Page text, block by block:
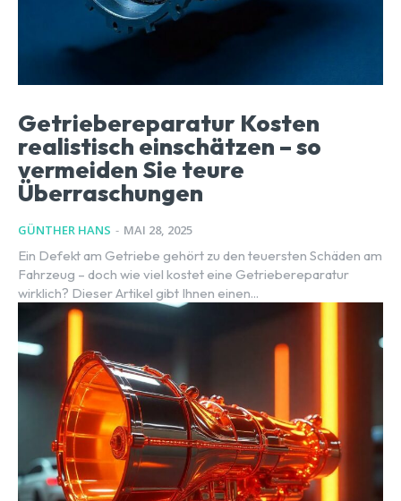
Getriebereparatur Kosten
realistisch einschätzen – so
vermeiden Sie teure
Überraschungen
GÜNTHER HANS - MAI 28, 2025
Ein Defekt am Getriebe gehört zu den teuersten Schäden am
Fahrzeug – doch wie viel kostet eine Getriebereparatur
wirklich? Dieser Artikel gibt Ihnen einen...